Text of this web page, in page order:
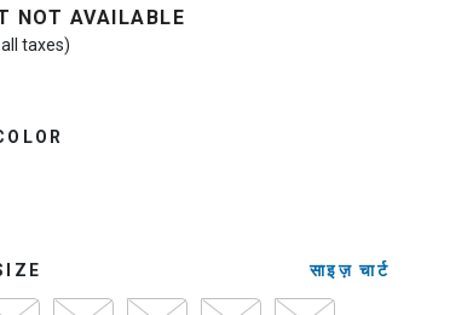
NOT AVAILABLE
taxes)
साइज़ चार्ट